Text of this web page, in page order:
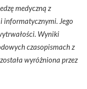
medyczną z
informatycznymi. Jego
Wyniki
czasopismach z
wyróżniona przez